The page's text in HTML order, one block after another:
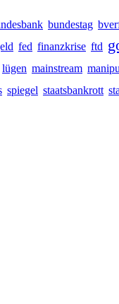
bundestag
fed finanzkrise ftd
lügen mainstream
spiegel staatsbankrott